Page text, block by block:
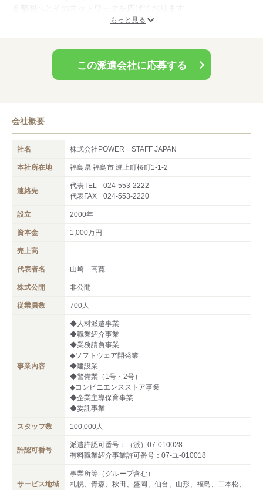
もっと見る
この派遣会社に応募する
会社概要
社名 株式会社POWER STAFF JAPAN
本社所在地 福島県 福島市 瀬上町桜町1-1-2
連絡先
代表TEL
024-553-2222
代表FAX
024-553-2220
設立 2000年
資本金 1,000万円
売上高 -
代表者名 山崎 高寛
株式公開 非公開
従業員数 700人
事業内容
◆人材派遣事業
◆職業紹介事業
◆業務請負事業
◆ソフトウェア開発業
◆建設業
◆警備業（1号・2号）
◆コンビニエンスストア事業
◆企業主導保育事業
◆委託事業
スタッフ数 100,000人
許認可番号
派遣許認可番号：（派）07-010028
有料職業紹介事業許可番号：07-ユ-010018
サービス地域
事業所等（グループ含む）
札幌、青森、秋田、盛岡、仙台、山形、福島、二本松、